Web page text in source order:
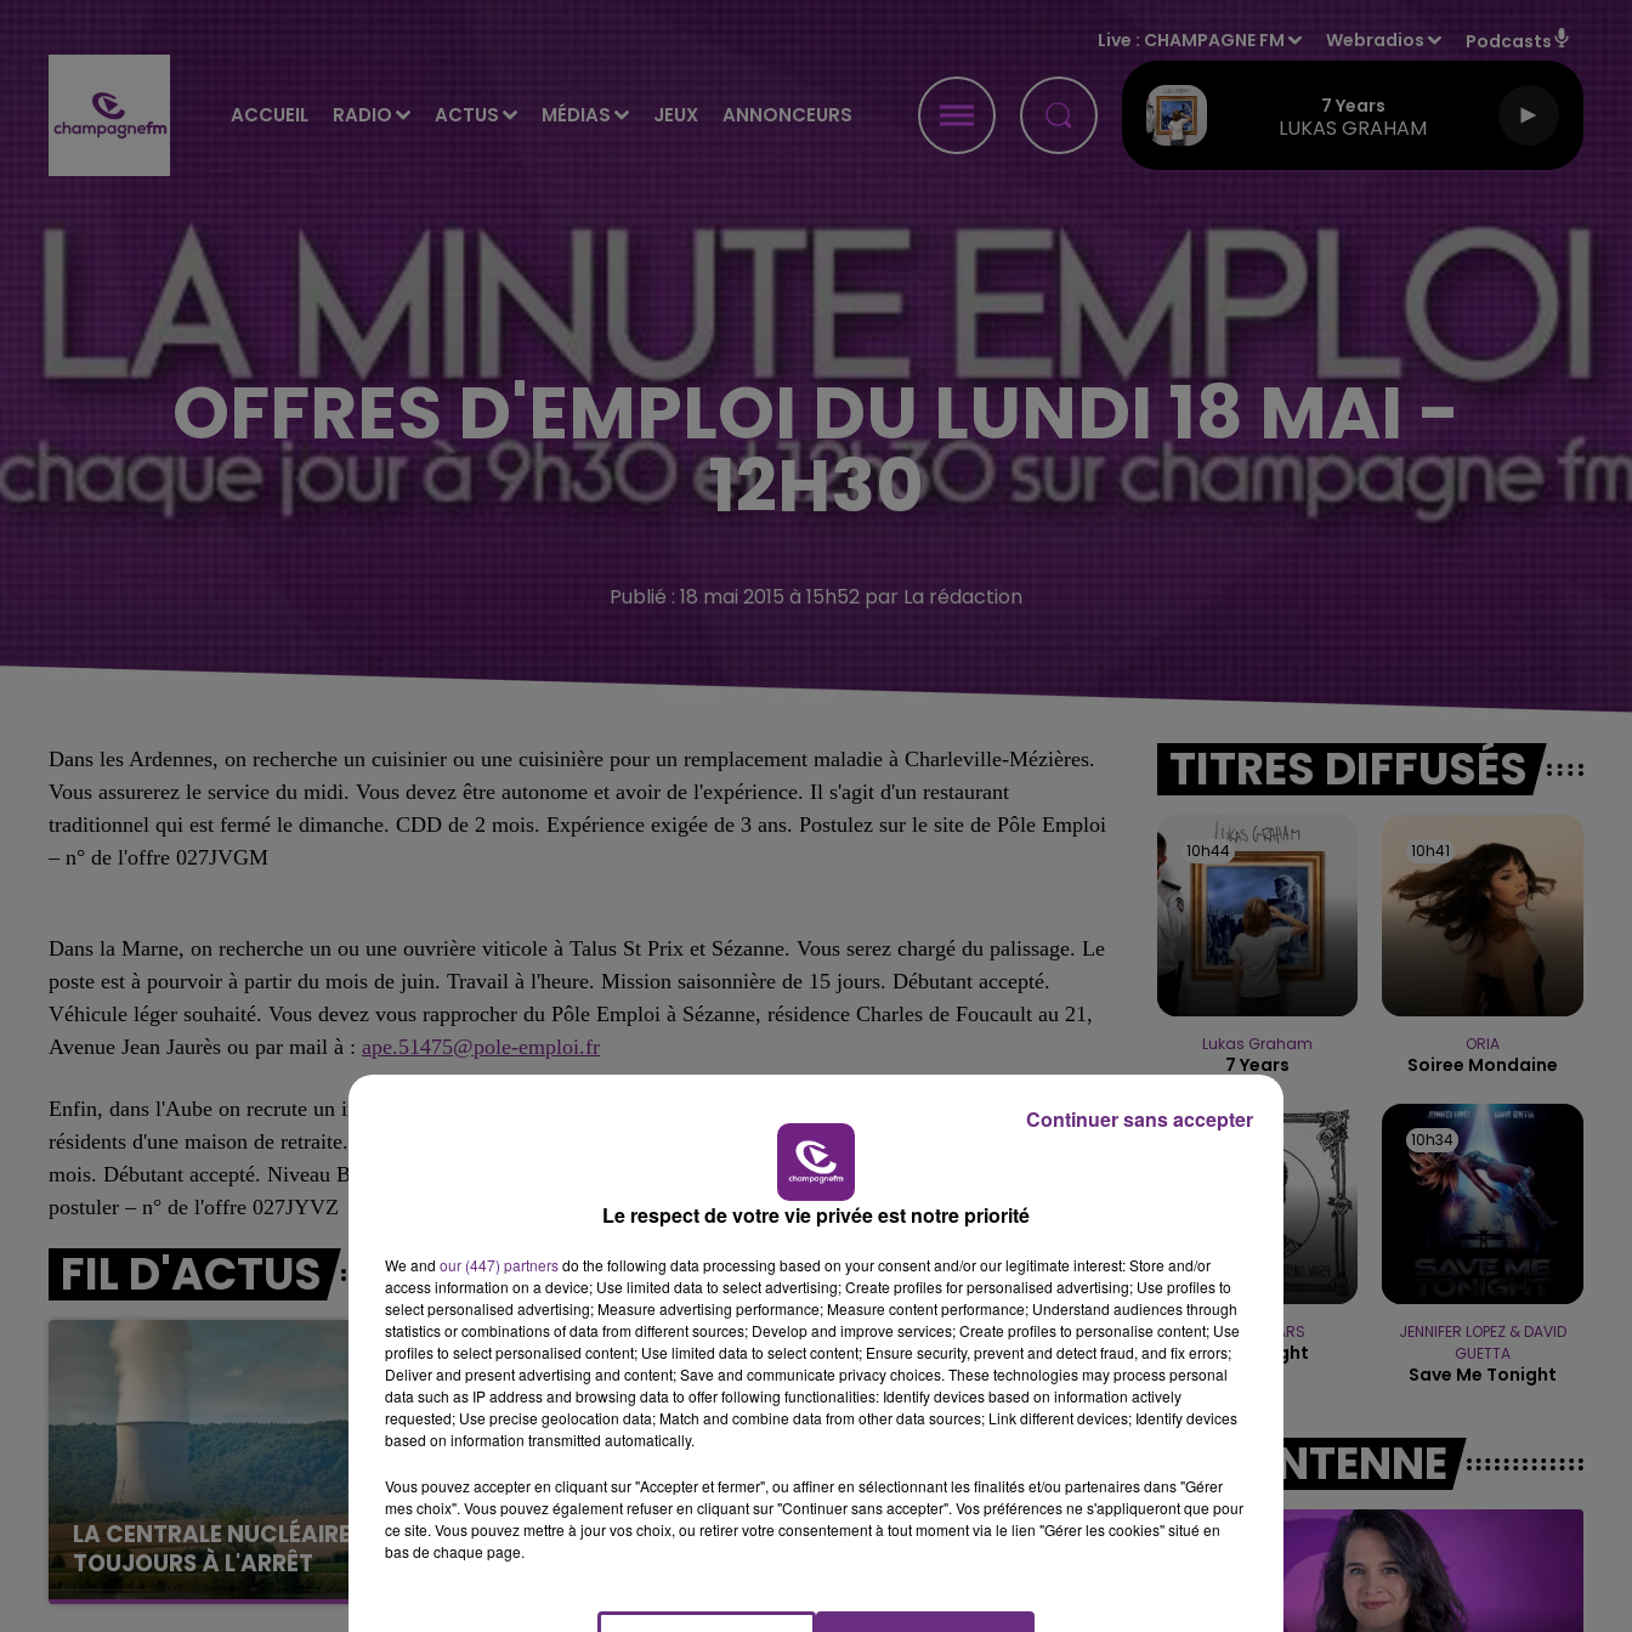
ACCUEIL RADIO ACTUS MÉDIAS JEUX ANNONCEURS
Live : CHAMPAGNE FM Webradios Podcasts
7 Years
LUKAS GRAHAM
7h00 - 11h00
BEST OF LE WEEK-END CHAMPAGNE FM
16h00 - 20h00
LE WEEK-END CHAMPAGNE FM
OFFRES D'EMPLOI DU LUNDI 18 MAI -
12H30
Publié : 18 mai 2015 à 15h52 par La rédaction
Dans les Ardennes, on recherche un cuisinier ou une cuisinière pour un remplacement maladie à Charleville-Mézières.
Vous assurerez le service du midi. Vous devez être autonome et avoir de l'expérience. Il s'agit d'un restaurant
traditionnel qui est fermé le dimanche. CDD de 2 mois. Expérience exigée de 3 ans. Postulez sur le site de Pôle Emploi
– n° de l'offre 027JVGM
Dans la Marne, on recherche un ou une ouvrière viticole à Talus St Prix et Sézanne. Vous serez chargé du palissage. Le
poste est à pourvoir à partir du mois de juin. Travail à l'heure. Mission saisonnière de 15 jours. Débutant accepté.
Véhicule léger souhaité. Vous devez vous rapprocher du Pôle Emploi à Sézanne, résidence Charles de Foucault au 21,
Avenue Jean Jaurès ou par mail à : ape.51475@pole-emploi.fr
Enfin, dans l'Aube on recrute un infirmier ou une infirmière de soins généraux pour assurer les soins auprès des
résidents d'une maison de retraite. Vous devez être titulaire du diplôme d'Etat. Le poste est à Pont-sur-Seine. CDD de 3
mois. Débutant accepté. Niveau Bac+3, Bac+4 ou équivalent exigé. Connectez-vous sur le site de Pôle Emploi pour
postuler – n° de l'offre 027JYVZ
FIL D'ACTUS
LA CENTRALE NUCLÉAIRE DE CHOOZ
TOUJOURS À L'ARRÊT
Cela fait déjà une semaine que la centrale
LE MAGASIN JOUÉCLUB DE REIMS FERME
rémois. Le magasin JouéClub est contraint de
TITRES DIFFUSÉS
10h44
10h44
Lukas Graham
7 Years
10h41
10h41
ORIA
Soiree Mondaine
BRUNO MARS
I Just Might
10h34
10h34
JENNIFER LOPEZ & DAVID
GUETTA
Save Me Tonight
A L'ANTENNE
Le respect de votre vie privée est notre priorité
We and our (447) partnersdo the following data processing based on your consent and/or our legitimate interest: Store and/or
access information on a device; Use limited data to select advertising; Create profiles for personalised advertising; Use profiles to
select personalised advertising; Measure advertising performance; Measure content performance; Understand audiences through
statistics or combinations of data from different sources; Develop and improve services; Create profiles to personalise content; Use
profiles to select personalised content; Use limited data to select content; Ensure security, prevent and detect fraud, and fix errors;
Deliver and present advertising and content; Save and communicate privacy choices. These technologies may process personal
data such as IP address and browsing data to offer following functionalities: Identify devices based on information actively
requested; Use precise geolocation data; Match and combine data from other data sources; Link different devices; Identify devices
based on information transmitted automatically.
Vous pouvez accepter en cliquant sur "Accepter et fermer", ou affiner en sélectionnant les finalités et/ou partenaires dans "Gérer
mes choix". Vous pouvez également refuser en cliquant sur "Continuer sans accepter". Vos préférences ne s'appliqueront que pour
ce site. Vous pouvez mettre à jour vos choix, ou retirer votre consentement à tout moment via le lien "Gérer les cookies" situé en
bas de chaque page.
Continuer sans accepter